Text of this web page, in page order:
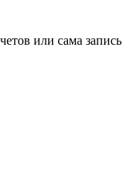
или сама